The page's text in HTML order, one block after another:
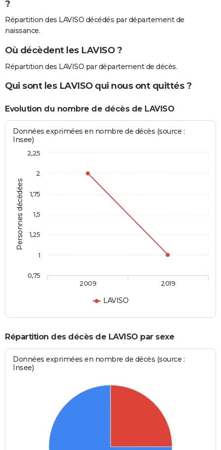
?
Répartition des LAVISO décédés par département de
naissance.
Où décèdent les LAVISO ?
Répartition des LAVISO par département de décès.
Qui sont les LAVISO qui nous ont quittés ?
Evolution du nombre de décès de LAVISO
Personnes décédées
Données exprimées en nombre de décès (source :
Insee)
LAVISO
2009 2019
0,75
1
1,25
1,5
1,75
2
2,25
Répartition des décès de LAVISO par sexe
Données exprimées en nombre de décès (source :
Insee)